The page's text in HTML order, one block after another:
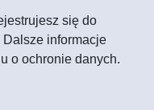
się do
informacje
o ochronie danych.